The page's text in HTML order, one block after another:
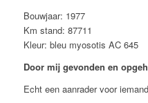
Bouwjaar: 1977
Km stand: 87711
Kleur: bleu myosotis AC 645
Door mij gevonden en
Echt een aanrader voor